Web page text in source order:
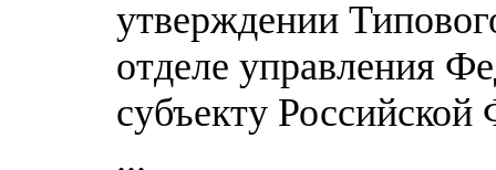
утверждении
отделе управления
субъекту
...